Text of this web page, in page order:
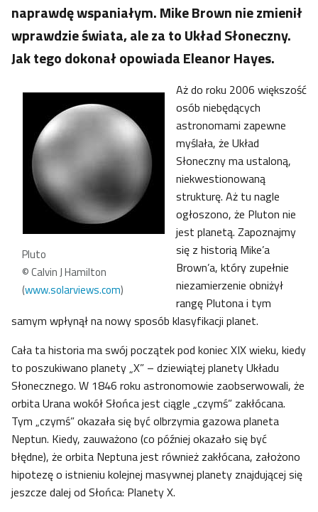
naprawdę wspaniałym. Mike Brown nie zmienił
wprawdzie świata, ale za to Układ Słoneczny.
Jak tego dokonał opowiada Eleanor Hayes.
Pluto
© Calvin J Hamilton
(www.solarviews.com)
Aż do roku 2006 większość
osób niebędących
astronomami zapewne
myślała, że Układ
Słoneczny ma ustaloną,
niekwestionowaną
strukturę. Aż tu nagle
ogłoszono, że Pluton nie
jest planetą. Zapoznajmy
się z historią Mike’a
Brown’a, który zupełnie
niezamierzenie obniżył
rangę Plutona i tym
samym wpłynął na nowy sposób klasyfikacji planet.
Cała ta historia ma swój początek pod koniec XIX wieku, kiedy
to poszukiwano planety „X” – dziewiątej planety Układu
Słonecznego. W 1846 roku astronomowie zaobserwowali, że
orbita Urana wokół Słońca jest ciągle „czymś” zakłócana.
Tym „czymś” okazała się być olbrzymia gazowa planeta
Neptun. Kiedy, zauważono (co później okazało się być
błędne), że orbita Neptuna jest również zakłócana, założono
hipotezę o istnieniu kolejnej masywnej planety znajdującej się
jeszcze dalej od Słońca: Planety X.